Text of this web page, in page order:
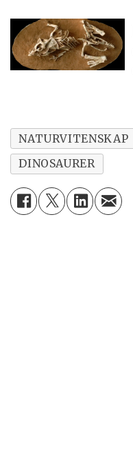
NATURVITENSKAP
DINOSAURER